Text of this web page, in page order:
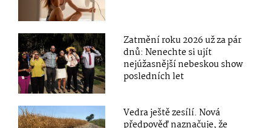
Zatmění roku 2026 už za pár
dnů: Nenechte si ujít
nejúžasnější nebeskou show
posledních let
Vedra ještě zesílí. Nová
předpověď naznačuje, že